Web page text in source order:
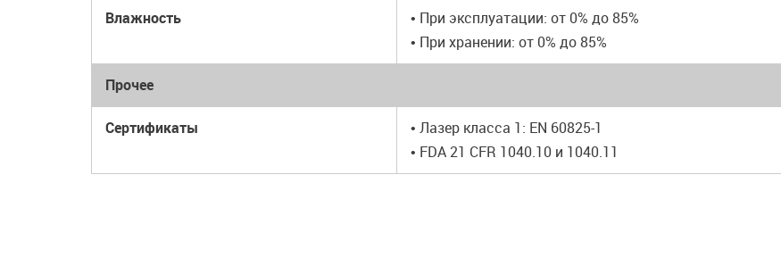
Влажность
• При эксплуатации: от 0% до 85%
• При хранении: от 0% до 85%
Прочее
Сертификаты
• Лазер класса 1: EN 60825-1
• FDA 21 CFR 1040.10 и 1040.11